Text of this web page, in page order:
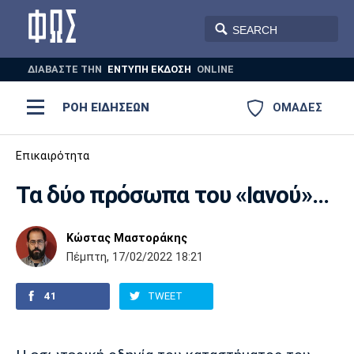
ΔΙΑΒΑΣΤΕ THN ΕΝΤΥΠΗ ΕΚΔΟΣΗ ONLINE
ΟΜΑΔΕΣ
ΡΟΗ ΕΙΔΗΣΕΩΝ
ΠΟΔΟΣΦΑΙΡΟ
AUTO-MOTO PLUS
Ποδόσφαιρο
Super League 1
Super League 2
Ελλάδα
Μπάσκετ
Ελλάδα
EuroLeague
Ολυμπιακοί Αγώνες
ΠόλοΠαναθηναϊκός Ατρόμητος
Επικαιρότητα
Τα δύο πρόσωπα του «Ιανού»...
Κώστας Μαστοράκης
Πέμπτη, 17/02/2022 18:21
41 TWEET